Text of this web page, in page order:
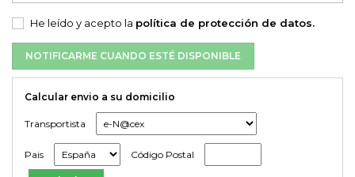
He leído y acepto la política de protección de datos.
NOTIFICARME CUANDO ESTÉ DISPONIBLE
Calcular envio a su domicilio
Transportista
Pais Código Postal